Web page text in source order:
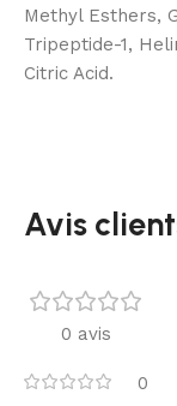
Methyl Esthers,
Tripeptide-1,
Citric Acid.
Avis
0 avis
0